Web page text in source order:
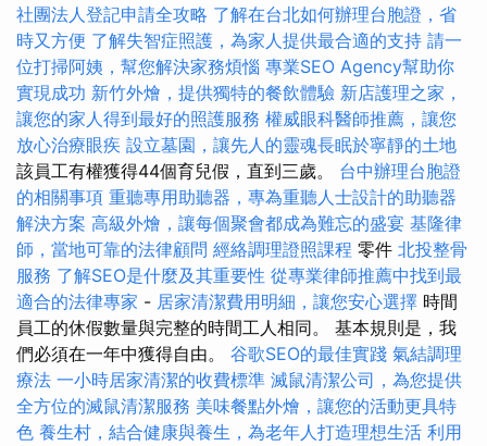
社團法人登記申請全攻略 了解在台北如何辦理台胞證，省
時又方便 了解失智症照護，為家人提供最合適的支持 請一
位打掃阿姨，幫您解決家務煩惱 專業SEO Agency幫助你
實現成功 新竹外燴，提供獨特的餐飲體驗 新店護理之家，
讓您的家人得到最好的照護服務 權威眼科醫師推薦，讓您
放心治療眼疾 設立墓園，讓先人的靈魂長眠於寧靜的土地
該員工有權獲得44個育兒假，直到三歲。 台中辦理台胞證
的相關事項 重聽專用助聽器，專為重聽人士設計的助聽器
解決方案 高級外燴，讓每個聚會都成為難忘的盛宴 基隆律
師，當地可靠的法律顧問 經絡調理證照課程 零件 北投整骨
服務 了解SEO是什麼及其重要性 從專業律師推薦中找到最
適合的法律專家 - 居家清潔費用明細，讓您安心選擇 時間
員工的休假數量與完整的時間工人相同。 基本規則是，我
們必須在一年中獲得自由。 谷歌SEO的最佳實踐 氣結調理
療法 一小時居家清潔的收費標準 滅鼠清潔公司，為您提供
全方位的滅鼠清潔服務 美味餐點外燴，讓您的活動更具特
色 養生村，結合健康與養生，為老年人打造理想生活 利用